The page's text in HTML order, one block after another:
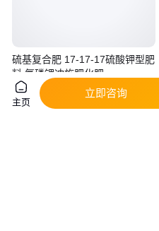
硫基复合肥 17-17-17硫酸钾型肥
料 氮磷钾冲施肥化肥
￥560 .00/袋 河南郑州
主页
立即咨询